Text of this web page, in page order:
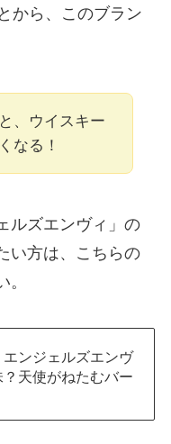
から、このブラン
、ウイスキー
なる！
ルズエンヴィ」の
い方は、こちらの
エンジェルズエンヴ
？天使がねたむバー